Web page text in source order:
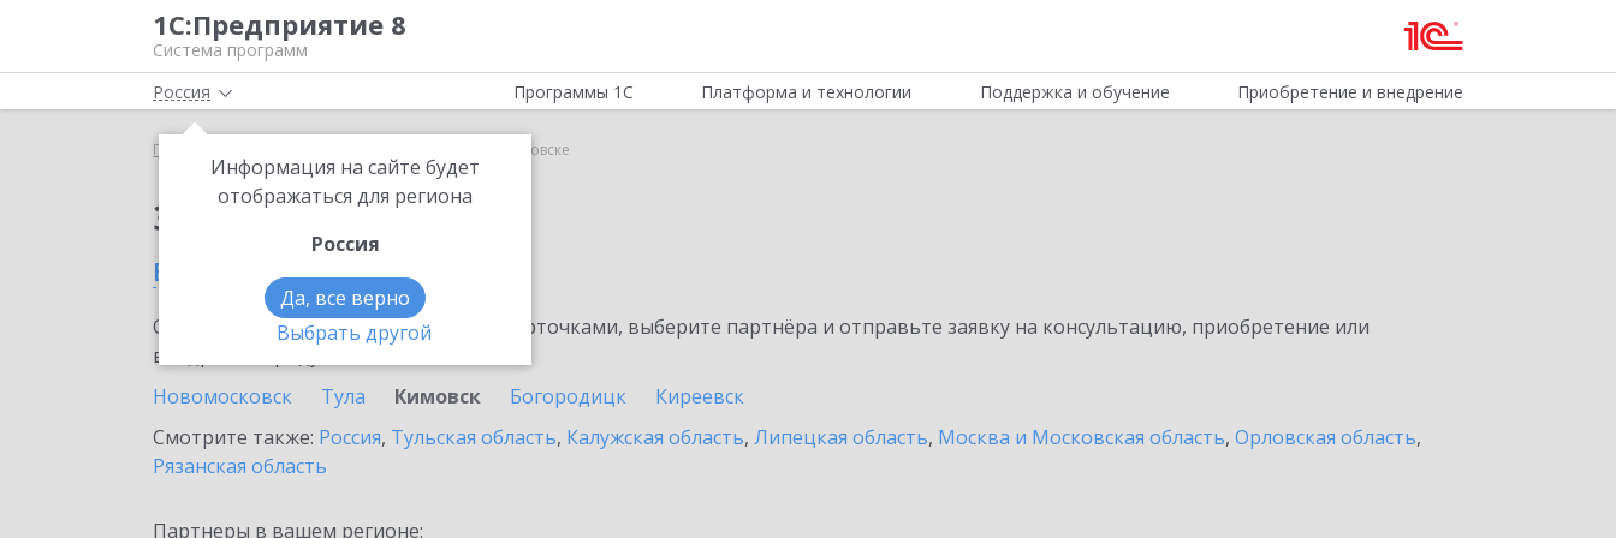
1С:Предприятие 8
Система программ
Россия
Информация на сайте будет
отображаться для региона
Россия
Да, все верно
Выбрать другой
Программы 1С Платформа и технологии Поддержка и обучение Приобретение и внедрение
Главная 1С-ЭПД в Кимовске
Заказать 1С-ЭПД
в Кимовске
Ознакомьтесь с информационными карточками, выберите партнёра и отправьте заявку на консультацию, приобретение или
внедрение продукта.
Новомосковск
Тула Кимовск Богородицк
Киреевск
Смотрите также: Россия, Тульская область, Калужская область, Липецкая область, Москва и Московская область, Орловская область,
Рязанская область
Партнеры в вашем регионе: